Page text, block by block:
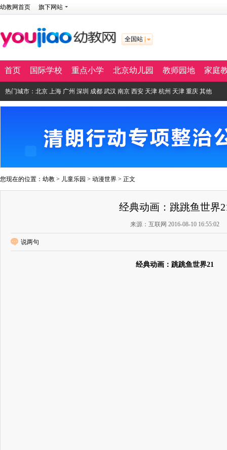
幼教网首页 旗下网站
全国站
首页 国际学校 重点小学 北京幼儿园 教师园地 家庭
热门城市： 北京 上海 广州 深圳 成都 武汉 南京 西安 天津 杭州 天津 重庆 其他
您现在的位置： 幼教 > 儿童乐园 > 动漫世界 > 正文
经典动画：跳跳鱼世界
来源：互联网 2016-08-10 16:55:02
说两句
经典动画：跳跳鱼世界21